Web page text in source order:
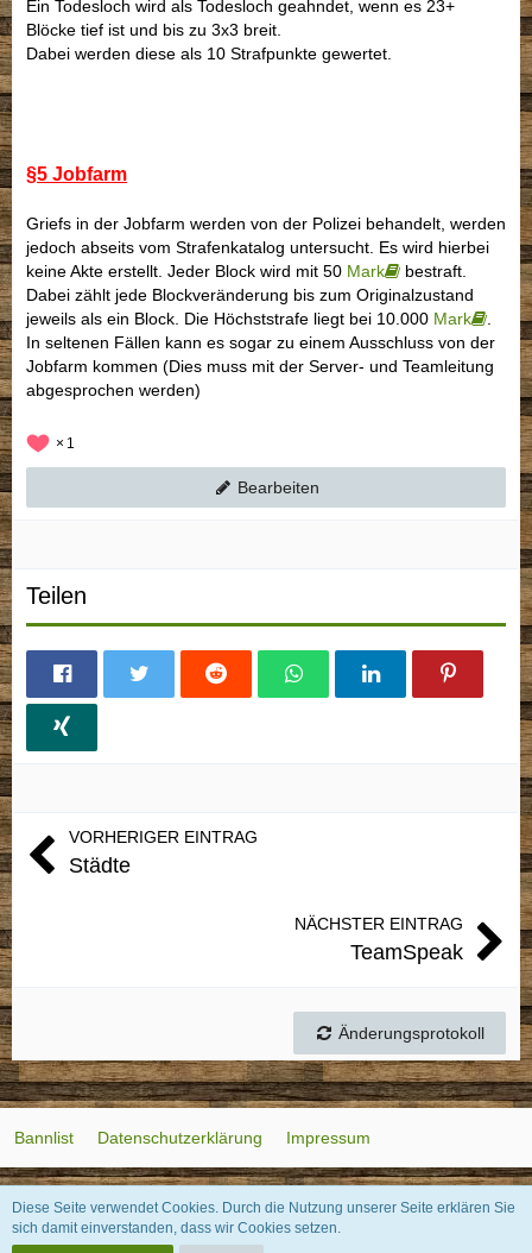
Ein Todesloch wird als Todesloch geahndet, wenn es 23+
Blöcke tief ist und bis zu 3x3 breit.
Dabei werden diese als 10 Strafpunkte gewertet.
§5 Jobfarm
Griefs in der Jobfarm werden von der Polizei behandelt, werden
jedoch abseits vom Strafenkatalog untersucht. Es wird hierbei
keine Akte erstellt. Jeder Block wird mit 50 Mark
bestraft.
Dabei zählt jede Blockveränderung bis zum Originalzustand
jeweils als ein Block. Die Höchststrafe liegt bei 10.000 Mark
.
In seltenen Fällen kann es sogar zu einem Ausschluss von der
Jobfarm kommen (Dies muss mit der Server- und Teamleitung
abgesprochen werden)
1
Bearbeiten
Teilen
VORHERIGER EINTRAG
Städte
NÄCHSTER EINTRAG
TeamSpeak
Änderungsprotokoll
Bannlist Datenschutzerklärung Impressum
Lexikon , entwickelt vonwww.viecode.com
Diese Seite verwendet Cookies. Durch die Nutzung unserer Seite erklären Sie
sich damit einverstanden, dass wir Cookies setzen.